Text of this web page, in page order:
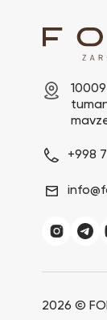
+998
2026 ©